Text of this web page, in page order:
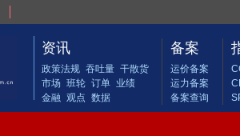
资讯
政策法规 吞吐量 干散货
市场 班轮 订单 业绩
金融 观点 数据
备案
运价备案
运力备案
备案查询